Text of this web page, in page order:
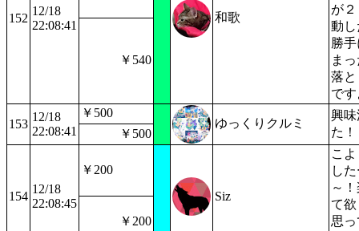
152
12/18
22:08:41
和歌
が
動
勝
ま
落
です
￥540
153
12/18
22:08:41
￥500
ゆっくりクルミ
興
た！
￥500
154
12/18
22:08:45
￥200
Siz
こ
し
～
て
思
￥200